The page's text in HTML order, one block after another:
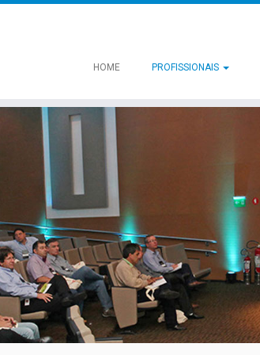
HOME PROFISSIONAIS